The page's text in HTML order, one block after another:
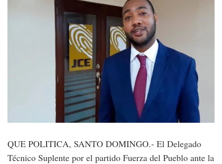
QUE POLITICA, SANTO DOMINGO.- El Delegado
Técnico Suplente por el partido Fuerza del Pueblo ante la